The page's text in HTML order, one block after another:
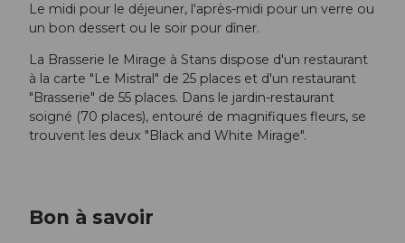
Le midi pour le déjeuner, l'après-midi pour un verre ou
un bon dessert ou le soir pour dîner.
La Brasserie le Mirage à Stans dispose d'un restaurant
à la carte "Le Mistral" de 25 places et d'un restaurant
"Brasserie" de 55 places. Dans le jardin-restaurant
soigné (70 places), entouré de magnifiques fleurs, se
trouvent les deux "Black and White Mirage".
Bon à savoir